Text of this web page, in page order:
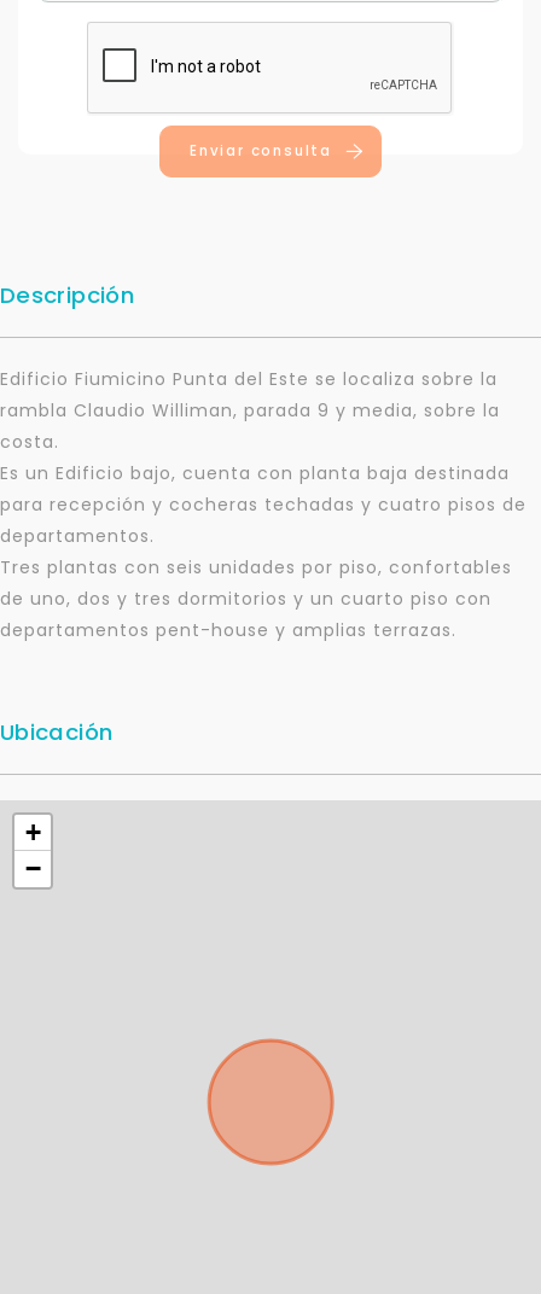
Enviar consulta
Descripción
Edificio Fiumicino Punta del Este se localiza sobre la
rambla Claudio Williman, parada 9 y media, sobre la
costa.
Es un Edificio bajo, cuenta con planta baja destinada
para recepción y cocheras techadas y cuatro pisos de
departamentos.
Tres plantas con seis unidades por piso, confortables
de uno, dos y tres dormitorios y un cuarto piso con
departamentos pent-house y amplias terrazas.
Ubicación
+
−
mejor y más rápido
Déjanos tus datos para identificar tu consulta en el
sistema de gestión de clientes.